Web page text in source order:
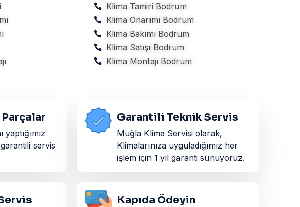
Klima Tamiri Bodrum
Klima Onarımı Bodrum
Klima Bakımı Bodrum
Klima Satışı Bodrum
Klima Montajı Bodrum
yaptığımız
servis
Garantili Teknik Servis
Muğla Klima Servisi olarak,
Klimalarınıza uyguladığımız her
işlem için 1 yıl garanti sunuyoruz.
Kapıda Ödeyin